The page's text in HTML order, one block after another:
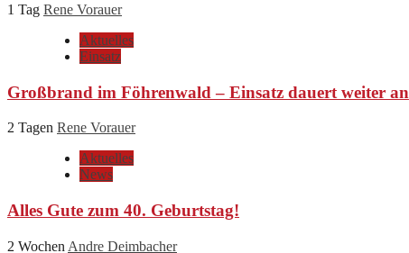
1 Tag Rene Vorauer
Aktuelles
Einsatz
Großbrand im Föhrenwald – Einsatz dauert weiter an
2 Tagen Rene Vorauer
Aktuelles
News
Alles Gute zum 40. Geburtstag!
2 Wochen Andre Deimbacher